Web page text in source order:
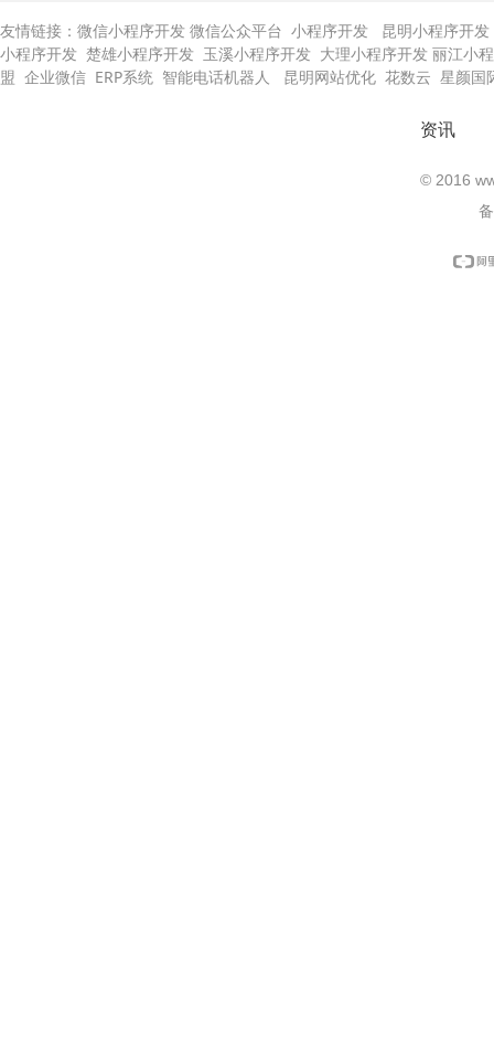
友情链接： 微信小程序开发 微信公众平台 小程序开发
昆明小程序开发
小程序开发 楚雄小程序开发 玉溪小程序开发 大理小程序开发 丽江小
盟 企业微信 ERP系统 智能电话机器人 昆明网站优化 花数云 星颜国
© 2016
资讯